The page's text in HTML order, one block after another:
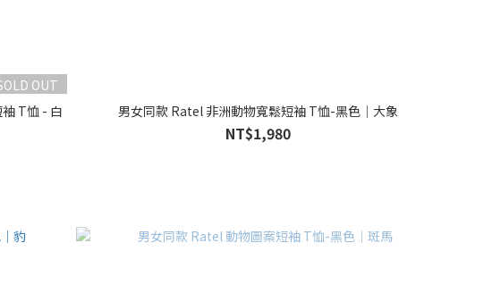
OUT
T恤 - 白
男女同款 Ratel 非洲動物寬鬆短袖 T恤-黑色｜大象
NT$1,980